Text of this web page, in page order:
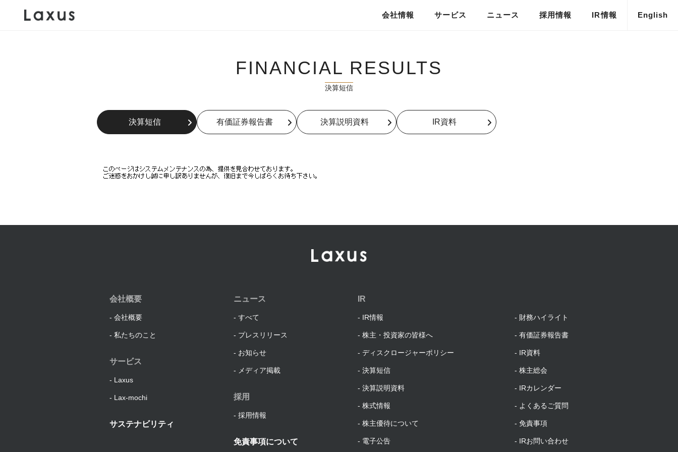
会社情報
私たちのこと サービス ニュース
メディア掲載 採用情報 IR情報 English
FINANCIAL RESULTS
決算短信
決算短信 有価証券報告書 決算説明資料 IR資料
会社概要
会社概要
私たちのこと
サービス
Laxus
Lax-mochi
サステナビリティ
ニュース
すべて
プレスリリース
お知らせ
メディア掲載
採用
採用情報
免責事項について
IR
IR情報
株主・投資家の皆様へ
ディスクロージャーポリシー
決算短信
決算説明資料
株式情報
株主優待について
電子公告
財務ハイライト
有価証券報告書
IR資料
株主総会
IRカレンダー
よくあるご質問
免責事項
IRお問い合わせ